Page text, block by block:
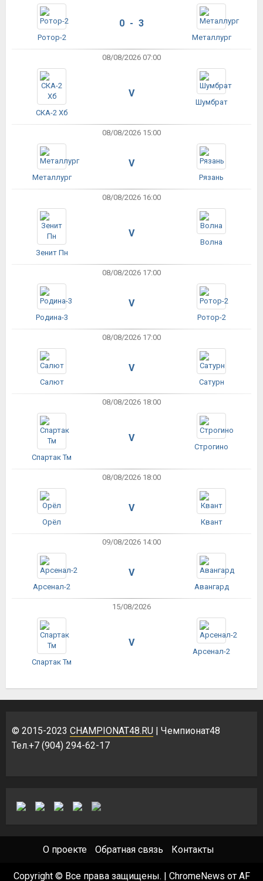
Ротор-2
0 - 3
Металлург
08/08/2026 07:00
СКА-2 Хб
V
Шумбрат
08/08/2026 15:00
Металлург
V
Рязань
08/08/2026 16:00
Зенит Пн
V
Волна
08/08/2026 17:00
Родина-3
V
Ротор-2
08/08/2026 17:00
Салют
V
Сатурн
08/08/2026 18:00
Спартак Тм
V
Строгино
08/08/2026 18:00
Орёл
V
Квант
09/08/2026 14:00
Арсенал-2
V
Авангард
15/08/2026
Спартак Тм
V
Арсенал-2
© 2015-2023 CHAMPIONAT48.RU | Чемпионат48
Тел.+7 (904) 294-62-17
О проекте Обратная связь Контакты
Copyright © Все права защищены. ChromeNews от AF